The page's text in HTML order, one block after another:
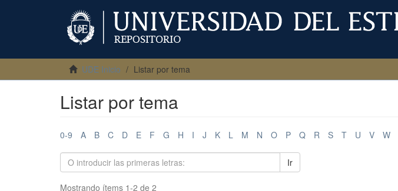
UDE Inicio Listar por tema
Listar por tema
0-9 A B C D E F G H I J K L M N O P Q R S T U V W
Ir
Mostrando ítems 1-2 de 2